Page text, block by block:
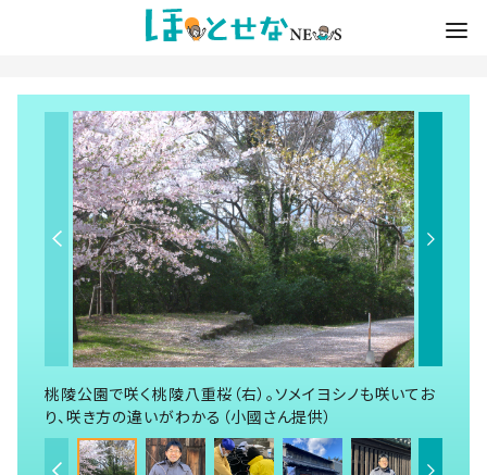
桃陵公園で咲く桃陵八重桜（右）。ソメイヨシノも咲いてお
り、咲き方の違いがわかる（小國さん提供）